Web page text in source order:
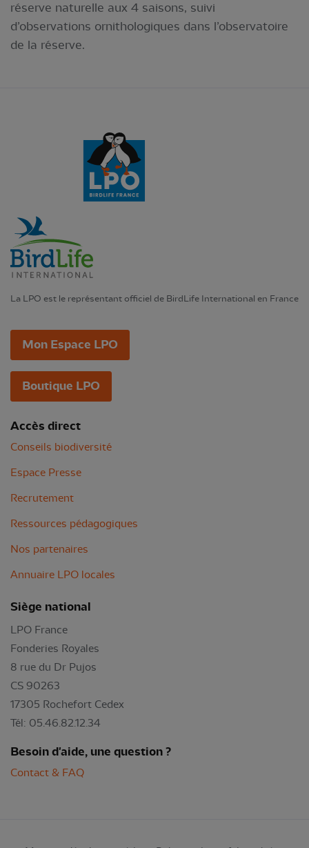
réserve naturelle aux 4 saisons, suivi
d’observations ornithologiques dans l’observatoire
de la réserve.
La LPO est le représentant officiel de BirdLife International en France
Mon Espace LPO
Boutique LPO
Accès direct
Conseils biodiversité
Espace Presse
Recrutement
Ressources pédagogiques
Nos partenaires
Annuaire LPO locales
Siège national
LPO France
Fonderies Royales
8 rue du Dr Pujos
CS 90263
17305 Rochefort Cedex
Tél: 05.46.82.12.34
Besoin d'aide, une question ?
Contact & FAQ